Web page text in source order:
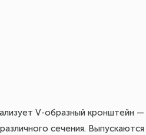
V-образный кронштейн —
сечения.